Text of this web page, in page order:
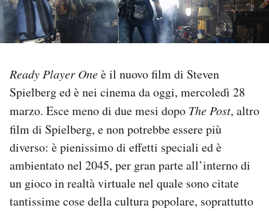
NEWSLETTER
I MIEI PREFERITI
CALENDARIO
AREA PERSONALE
Area Personale
Newsletter
Ready Player Oneè il nuovo film di Steven
Spielberg ed è nei cinema da oggi, mercoledì 28
marzo. Esce meno di due mesi dopo The Post, altro
film di Spielberg, e non potrebbe essere più
diverso: è pienissimo di effetti speciali ed è
ambientato nel 2045, per gran parte all’interno di
un gioco in realtà virtuale nel quale sono citate
tantissime cose della cultura popolare, soprattutto